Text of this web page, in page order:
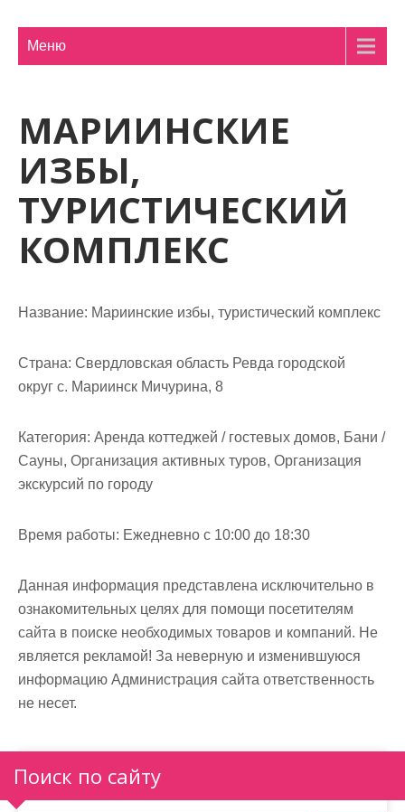
Меню
МАРИИНСКИЕ
ИЗБЫ,
ТУРИСТИЧЕСКИЙ
КОМПЛЕКС
Название: Мариинские избы, туристический комплекс
Страна: Свердловская область Ревда городской
округ с. Мариинск Мичурина, 8
Категория: Аренда коттеджей / гостевых домов, Бани /
Сауны, Организация активных туров, Организация
экскурсий по городу
Время работы: Ежедневно с 10:00 до 18:30
Данная информация представлена исключительно в
ознакомительных целях для помощи посетителям
сайта в поиске необходимых товаров и компаний. Не
является рекламой! За неверную и изменившуюся
информацию Администрация сайта ответственность
не несет.
Поиск по сайту